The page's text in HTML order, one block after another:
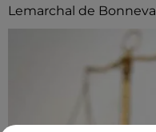
Lemarchal de